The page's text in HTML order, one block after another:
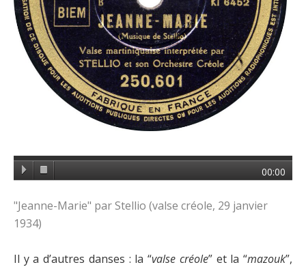
00:00
"Jeanne-Marie" par Stellio (valse créole, 29 janvier
1934)
Il y a d’autres danses : la “valse créole” et la “mazouk”,